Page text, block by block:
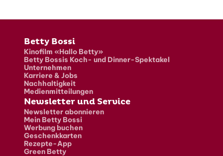
Fusszeile
Betty Bossi
Kinofilm «Hallo Betty»
Betty Bossis Koch- und Dinner-Spektakel
Unternehmen
Karriere & Jobs
Nachhaltigkeit
Medienmitteilungen
Newsletter und Service
Newsletter abonnieren
Mein Betty Bossi
Werbung buchen
Geschenkkarten
Rezepte-App
Green Betty